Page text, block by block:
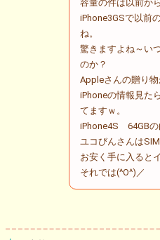
容量の件は以前か
iPhone3GSで以前
ね。
驚きますよね～い
のか？
Appleさんの贈り
iPhoneの情報見た
てますｗ。
iPhone4S 64GBの
ユコびんさんは
お安く手に入ると
それでは(^O^)／